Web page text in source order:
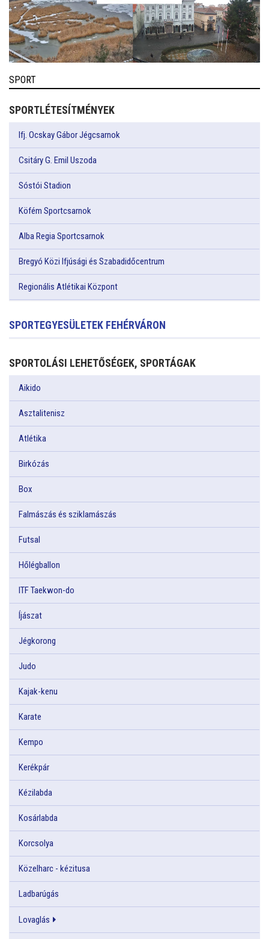
SPORT
SPORTLÉTESÍTMÉNYEK
Ifj. Ocskay Gábor Jégcsarnok
Csitáry G. Emil Uszoda
Sóstói Stadion
Köfém Sportcsarnok
Alba Regia Sportcsarnok
Bregyó Közi Ifjúsági és Szabadidőcentrum
Regionális Atlétikai Központ
SPORTEGYESÜLETEK FEHÉRVÁRON
SPORTOLÁSI LEHETŐSÉGEK, SPORTÁGAK
Aikido
Asztalitenisz
Atlétika
Birkózás
Box
Falmászás és sziklamászás
Futsal
Hőlégballon
ITF Taekwon-do
Íjászat
Jégkorong
Judo
Kajak-kenu
Karate
Kempo
Kerékpár
Kézilabda
Kosárlabda
Korcsolya
Közelharc - kézitusa
Ladbarúgás
Lovaglás